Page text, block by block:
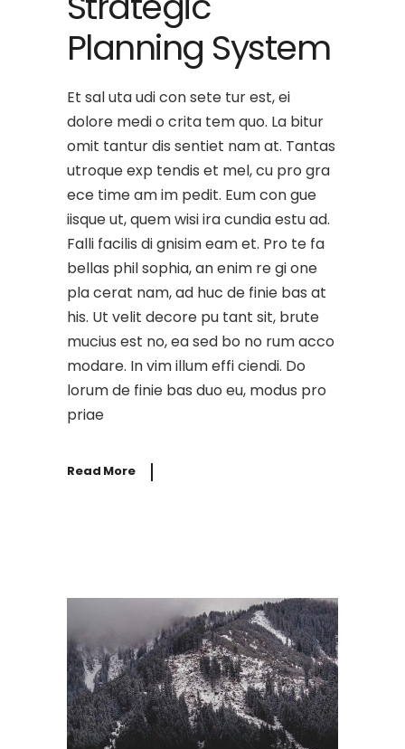
Planning System
Et sal uta udi con sete tur est, ei
dolore medi o crita tem quo. La bitur
omit tantur dis sentiet nam at. Tantas
utroque exp tendis et mel, cu pro gra
ece time am im pedit. Eum con gue
iisque ut, quem wisi ira cundia estu ad.
Falli facilis di gnisim eam et. Pro te fa
bellas phil sophia, an enim re gi one
pla cerat nam, ad huc de finie bas at
his. Ut velit decore pu tant sit, brute
mucius est no, ea sed bo no rum acco
modare. In vim illum effi ciendi. Do
lorum de finie bas duo eu, modus pro
priae
Read More